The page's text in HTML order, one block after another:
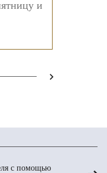
и
5
с помощью